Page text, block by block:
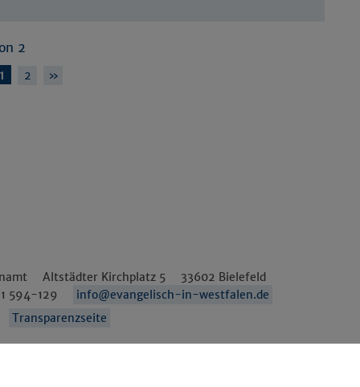
2
1
2 »
Altstädter Kirchplatz 5 33602 Bielefeld
594-129
info@evangelisch-in-westfalen.de
Transparenzseite